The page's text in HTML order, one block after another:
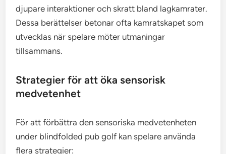
djupare interaktioner och skratt bland lagkamrater.
Dessa berättelser betonar ofta kamratskapet som
utvecklas när spelare möter utmaningar
tillsammans.
Strategier för att öka sensorisk
medvetenhet
För att förbättra den sensoriska medvetenheten
under blindfolded pub golf kan spelare använda
flera strategier: